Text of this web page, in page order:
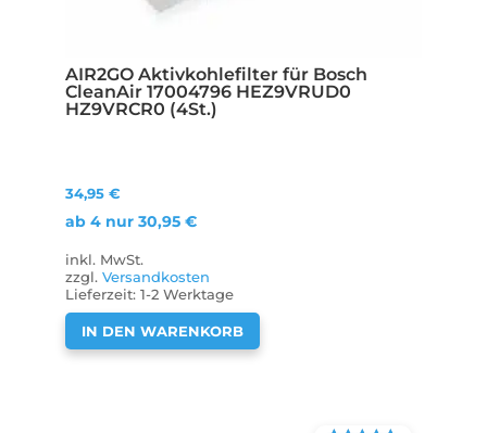
AIR2GO Aktivkohlefilter für Bosch
CleanAir 17004796 HEZ9VRUD0
HZ9VRCR0 (4St.)
34,95 €
ab 4 nur 30,95 €
inkl. MwSt.
zzgl. Versandkosten
Lieferzeit: 1-2 Werktage
IN DEN WARENKORB